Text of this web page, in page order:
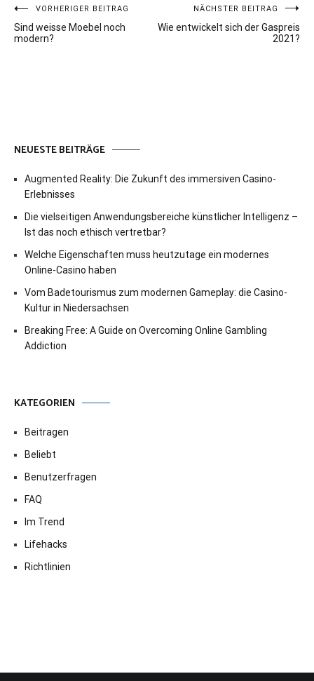
Beitragsnavigation
VORHERIGER BEITRAG
Sind weisse Moebel noch
modern?
NÄCHSTER BEITRAG
Wie entwickelt sich der Gaspreis
2021?
NEUESTE BEITRÄGE
Augmented Reality: Die Zukunft des immersiven Casino-
Erlebnisses
Die vielseitigen Anwendungsbereiche künstlicher Intelligenz –
Ist das noch ethisch vertretbar?
Welche Eigenschaften muss heutzutage ein modernes
Online-Casino haben
Vom Badetourismus zum modernen Gameplay: die Casino-
Kultur in Niedersachsen
Breaking Free: A Guide on Overcoming Online Gambling
Addiction
KATEGORIEN
Beitragen
Beliebt
Benutzerfragen
FAQ
Im Trend
Lifehacks
Richtlinien